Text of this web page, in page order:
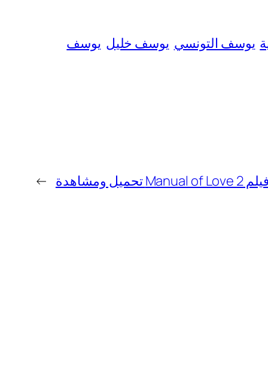
يوسف التونسي يوسف خليل يوسف
فيلم Manual of Love 2 تحميل ومشاهدة →